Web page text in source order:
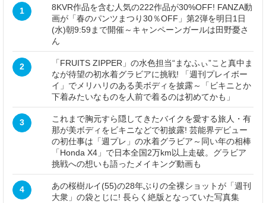
1
8KVR作品を含む人気の222作品が30%OFF! FANZA動
画が「春のパンツまつり30％OFF」第2弾を明日1日
(水)朝9:59まで開催～キャンペーンガールは田野憂さ
ん
2
「FRUITS ZIPPER」の水色担当“まなふぃ”こと真中ま
なが待望の初水着グラビアに挑戦! 「週刊プレイボー
イ」でメリハリのある美ボディを披露～「ビキニとか
下着みたいなものを人前で着るのは初めてかも」
3
これまで胸元すら隠してきたバイクを愛する旅人・有
那が美ボディをビキニなどで初披露! 芸能界デビュー
の初仕事は「週プレ」の水着グラビア～同い年の相棒
「Honda X4」で日本全国2万km以上走破。グラビア
挑戦への想いも語ったメイキング動画も
4
あの桜樹ルイ(55)の28年ぶりの全裸ショットが「週刊
大衆」の袋とじに! 長らく絶版となっていた写真集